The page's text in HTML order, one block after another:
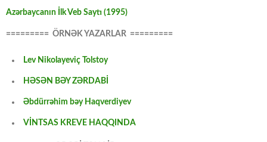
Azərbaycanın İlk Veb Saytı (1995)
========= ÖRNƏK YAZARLAR =========
Lev Nikolayeviç Tolstoy
HƏSƏN BƏY ZƏRDABİ
Əbdürrəhim bəy Haqverdiyev
VİNTSAS KREVE HAQQINDA